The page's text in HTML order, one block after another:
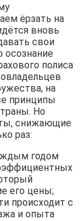
ёрзать на
вновь
свои
осознание
полиса
на
принципы
Но
снижающие
раз:
годом
его цены;
происходит с
и опыта